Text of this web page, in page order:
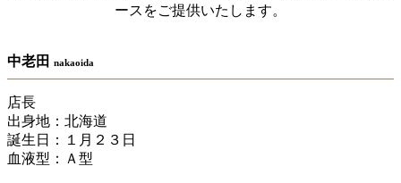
ースをご提供いたします。
中老田 nakaoida
店長
出身地：北海道
誕生日：１月２３日
血液型：Ａ型